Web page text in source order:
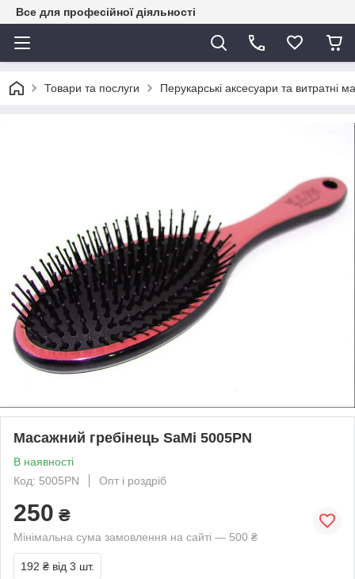
Все для професійної діяльності
Товари та послуги Перукарські аксесуари та витратні
Масажний гребінець SaMi 5005PN
В наявності
Код: 5005PN
Опт і роздріб
250 ₴
Мінімальна сума замовлення на сайті — 500 ₴
192 ₴ від 3 шт.